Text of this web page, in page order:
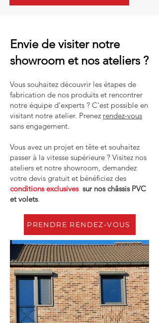
Envie de visiter notre
showroom et nos ateliers ?
Vous souhaitez découvrir les étapes de
fabrication de nos produits et rencontrer
notre équipe d'experts ? C'est possible en
visitant notre atelier. Prenez rendez-vous
sans engagement.
Vous avez un projet en tête et souhaitez
passer à la vitesse supérieure ? Visitez nos
ateliers et notre showroom, demandez
votre devis gratuit et bénéficiez des
conditions exclusivessur nos châssis PVC
et volets.
PRENDRE RENDEZ-VOUS